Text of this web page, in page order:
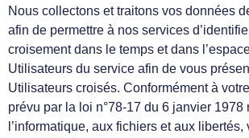
Nous collectons et traitons vos données
afin de permettre à nos services
croisement dans le temps et dans
Utilisateurs du service afin de vous
Utilisateurs croisés. Conformément à
prévu par la loi n°78-17 du 6 janvier 1978
l’informatique, aux fichiers et aux libertés,